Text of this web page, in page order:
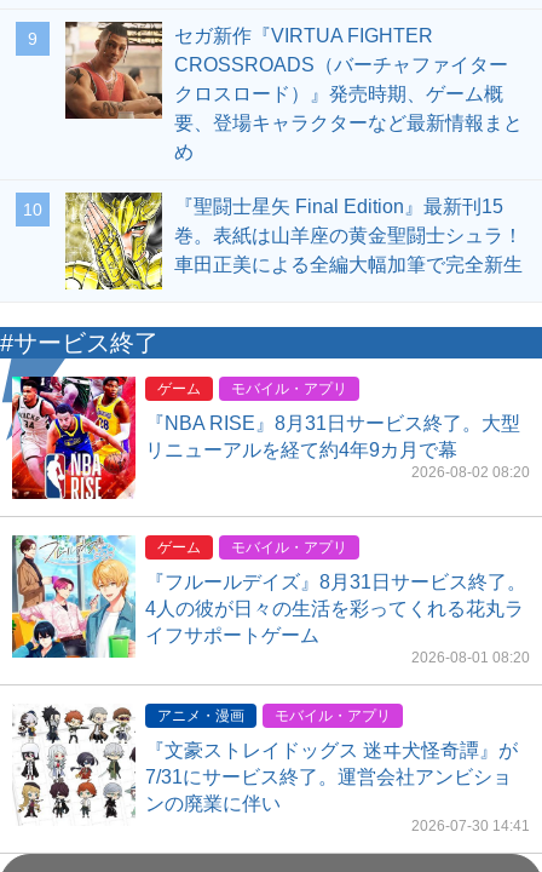
9
セガ新作『VIRTUA FIGHTER
CROSSROADS（バーチャファイター
クロスロード）』発売時期、ゲーム概
要、登場キャラクターなど最新情報まと
め
10
『聖闘士星矢 Final Edition』最新刊15
巻。表紙は山羊座の黄金聖闘士シュラ！
車田正美による全編大幅加筆で完全新生
#サービス終了
ゲーム モバイル・アプリ
『NBA RISE』8月31日サービス終了。大型
リニューアルを経て約4年9カ月で幕
2026-08-02 08:20
ゲーム モバイル・アプリ
『フルールデイズ』8月31日サービス終了。
4人の彼が日々の生活を彩ってくれる花丸ラ
イフサポートゲーム
2026-08-01 08:20
アニメ・漫画 モバイル・アプリ
『文豪ストレイドッグス 迷ヰ犬怪奇譚』が
7/31にサービス終了。運営会社アンビショ
ンの廃業に伴い
2026-07-30 14:41